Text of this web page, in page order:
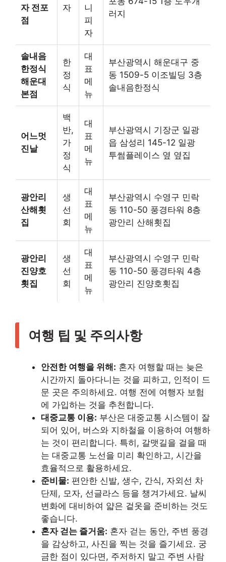
자 전포
점
자
니
피
자
러지
솔내음
한정식
해운대
본점
한
정
식
대
표
메
뉴
부산광역시 해운대구 중
동 1509-5 이조빌딩 3층
솔내음한정식
어느멋
진날
백
반,
가
정
식
대
표
메
뉴
부산광역시 기장군 일광
읍 삼성리 145-12 일광
투썸플레이스 옆 옆집
광안리
산해횟
집
생
선
회
대
표
메
뉴
부산광역시 수영구 민락
동 110-50 풍경타워 8층
광안리 산해횟집
광안리
진양호
횟집
생
선
회
대
표
메
뉴
부산광역시 수영구 민락
동 110-50 풍경타워 4층
광안리 진양호횟집
여행 팁 및 주의사항
안전한 여행을 위해: 혼자 여행할 때는 늦은
시간까지 돌아다니는 것을 피하고, 인적이 드
문 곳은 주의하세요. 여행 전에 여행자 보험
에 가입하는 것을 추천합니다.
대중교통 이용: 부산은 대중교통 시스템이 잘
되어 있어, 버스와 지하철을 이용하여 여행하
는 것이 편리합니다. 특히, 갈맷길을 걸을 때
는 대중교통 노선을 미리 확인하고, 시간을
효율적으로 활용하세요.
준비물: 편안한 신발, 생수, 간식, 자외선 차
단제, 모자, 선글라스 등을 챙겨가세요. 날씨
변화에 대비하여 얇은 겉옷을 준비하는 것도
좋습니다.
혼자 걷는 즐거움: 혼자 걷는 동안, 주변 풍경
을 감상하고, 사진을 찍는 것을 즐기세요. 궁
금한 점이 있다면, 주저하지 말고 주변 사람